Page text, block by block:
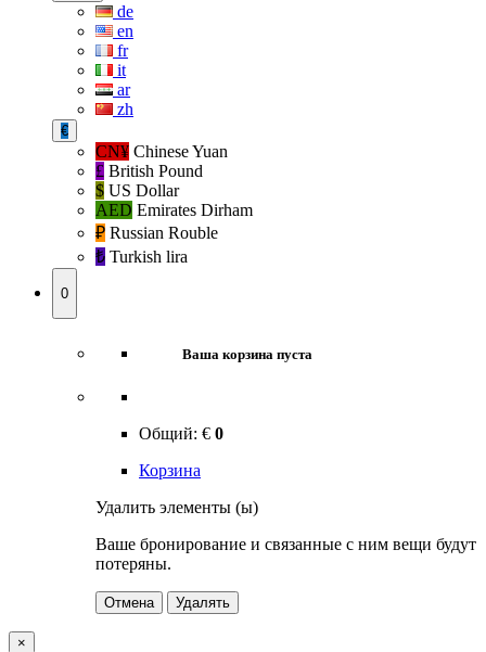
de
en
fr
it
ar
zh
€
CN¥ Chinese Yuan
£ British Pound
$ US Dollar
AED Emirates Dirham
₽‎ Russian Rouble
₺‎ Turkish lira
0
Ваша корзина пуста
Общий: € 0
Корзина
Удалить элементы (ы)
Ваше бронирование и связанные с ним вещи будут
потеряны.
Отмена Удалять
×